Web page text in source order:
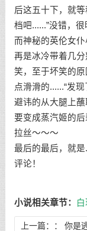
后这五十下，就
档吧......”没错，
而神秘的英伦女
再是冰冷带着几
笑，至于坏笑的
点滑滑的......“发
避讳的从大腿上蘸
要变成蒸汽姬的
拉丝～～～
最后的最后，就
评论！
小说相关章节：
上一篇：： 你是